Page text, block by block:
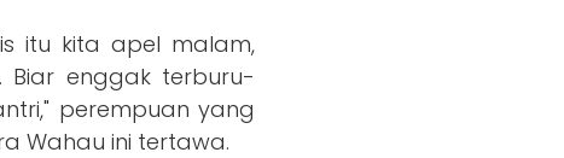
itu kita apel malam,
Biar enggak terburu-
perempuan yang
Wahau ini tertawa.